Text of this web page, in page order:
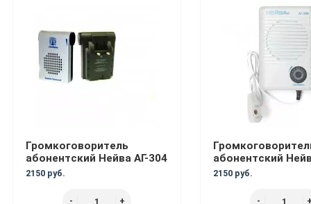
Громкоговоритель
абонентский Нейва АГ-304
2150 руб.
абонентский
2150 руб.